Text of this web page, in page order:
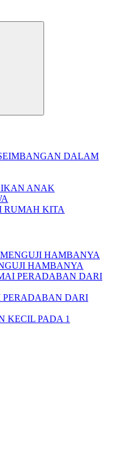
DALAM
ANAK
RUMAH KITA
HAMBANYA
HAMBANYA
PERADABAN DARI
DARI
KECIL PADA 1